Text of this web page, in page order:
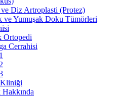
Diz Artroplasti (Protez)
ve Yumuşak Doku Tümörleri
Ortopedi
Cerrahisi